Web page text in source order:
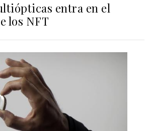
entra en el
los NFT